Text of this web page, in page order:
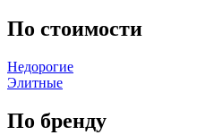
По стоимости
Недорогие
Элитные
По бренду